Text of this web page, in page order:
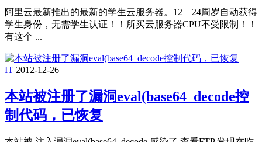
阿里云最新推出的最新的学生云服务器。12 – 24周岁自动获得
学生身份，无需学生认证！！所买云服务器CPU不受限制！！
有这个 ...
IT 2012-12-26
本站被注册了漏洞eval(base64_decode控
制代码，已恢复